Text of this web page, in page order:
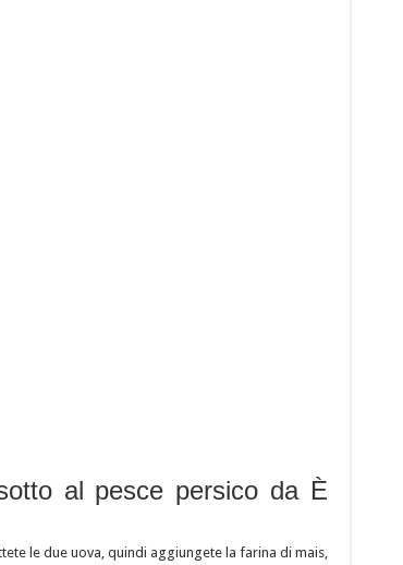
al pesce persico da È
le due uova, quindi aggiungete la farina di mais,